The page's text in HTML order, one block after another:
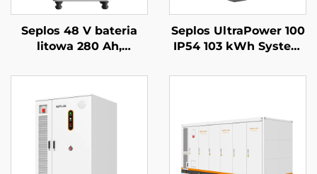
Seplos 48 V bateria
litowa 280 Ah,
magazynowania
energii dla domu, 51,2
V 14 kWh, bateria
litowo-żelazowo-
fosforanowa (LiFePO4)
Seplos UltraPower 100
IP54 103 kWh System
energii komercyjnej z
Off-Grid BESS